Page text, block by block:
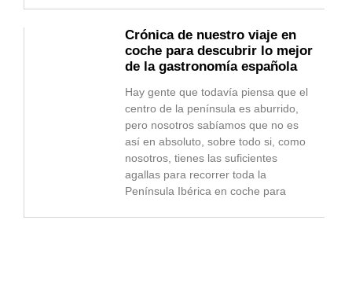
Crónica de nuestro viaje en
coche para descubrir lo mejor
de la gastronomía española
Hay gente que todavía piensa que el
centro de la península es aburrido,
pero nosotros sabíamos que no es
así en absoluto, sobre todo si, como
nosotros, tienes las suficientes
agallas para recorrer toda la
Península Ibérica en coche para